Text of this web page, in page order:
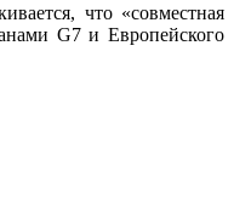
что «совместная
G7 и Европейского